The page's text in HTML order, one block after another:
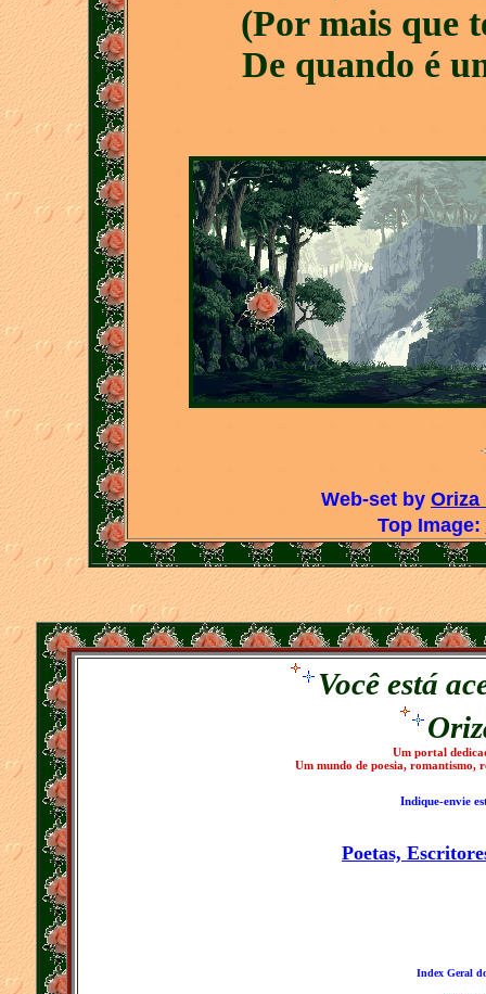
(Por mais que
De quando é
Web-set by Oriza
Top Image:
Você está
Um portal
Um mundo de poesia, romantismo,
Indique-envie
Poetas,
Index Geral